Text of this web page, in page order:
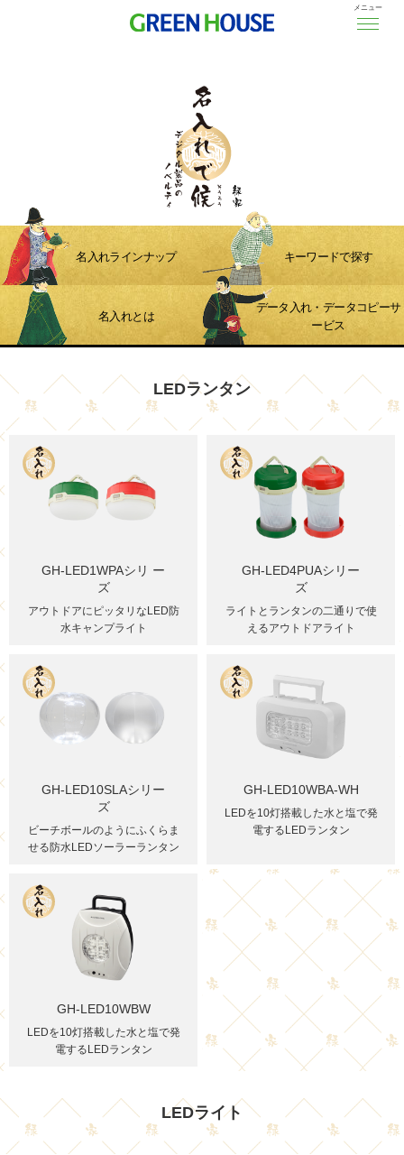
メニュー
名入れラインナップ キーワードで探す
名入れとは
データ入れ・データコピーサ
ービス
LEDランタン
GH-LED1WPAシリ ー
ズ
アウトドアにピッタリなLED防
水キャンプライト
GH-LED4PUAシリー
ズ
ライトとランタンの二通りで使
えるアウトドアライト
GH-LED10SLAシリー
ズ
ビーチボールのようにふくらま
せる防水LEDソーラーランタン
GH-LED10WBA-WH
LEDを10灯搭載した水と塩で発
電するLEDランタン
GH-LED10WBW
LEDを10灯搭載した水と塩で発
電するLEDランタン
LEDライト